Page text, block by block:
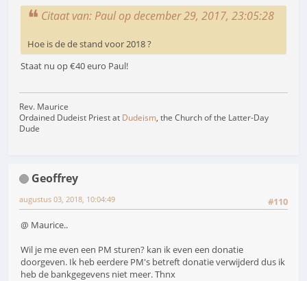
Citaat van: Paul op december 29, 2017, 23:05:28
Hoe is de de stand voor 2018 ?
Staat nu op €40 euro Paul!
Rev. Maurice
Ordained Dudeist Priest at Dudeism, the Church of the Latter-Day
Dude
Geoffrey
#110
augustus 03, 2018, 10:04:49
@ Maurice..
Wil je me even een PM sturen? kan ik even een donatie
doorgeven. Ik heb eerdere PM's betreft donatie verwijderd dus ik
heb de bankgegevens niet meer. Thnx